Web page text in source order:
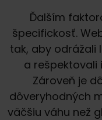
Ďalším
špecifickosť.
tak, aby odrážali
a rešpektovali
Zároveň je
dôveryhodných
väčšiu váhu než